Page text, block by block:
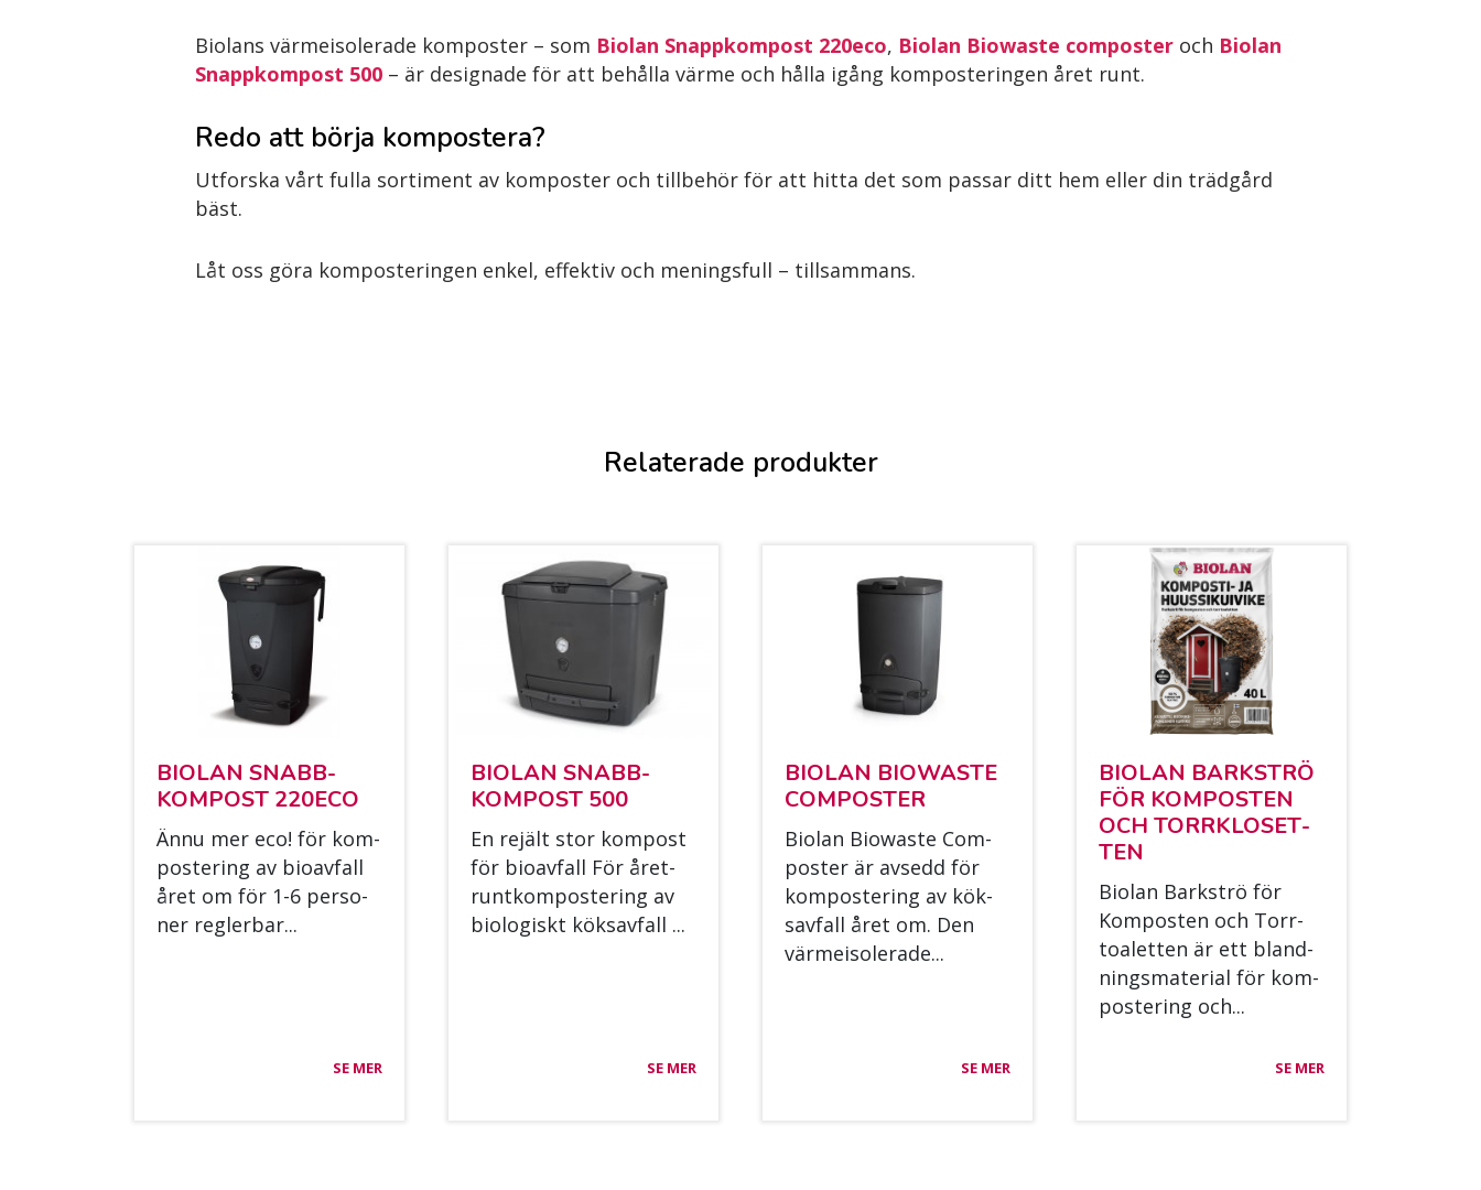
Biolans värmeisolerade komposter – som Biolan Snappkompost 220eco, Biolan Biowaste composter och Biolan
Snappkompost 500 – är designade för att behålla värme och hålla igång komposteringen året runt.
Redo att börja kompostera?
Utforska vårt fulla sortiment av komposter och tillbehör för att hitta det som passar ditt hem eller din trädgård
bäst.
Låt oss göra komposteringen enkel, effektiv och meningsfull – tillsammans.
Relaterade produkter
BIO­LAN SNABB­
KOM­POST 220ECO
Ännu mer eco! för kom­
pos­te­ring av bio­av­fall
året om för 1-6 per­so­
ner regler­bar...
SE MER
BIO­LAN SNABB­
KOM­POST 500
En re­jält stor kom­post
för bio­av­fall För året­
runt­kom­pos­te­ring av
bio­lo­giskt kök­sav­fall ...
SE MER
BIO­LAN BIOWAS­TE
COM­POS­TER
Bio­lan Biowas­te Com­
pos­ter är av­sedd för
kom­pos­te­ring av kök­
sav­fall året om. Den
vär­mei­so­le­ra­de...
SE MER
BIO­LAN BARK­STRÖ
FÖR KOM­POS­TEN
OCH TORRKLO­SET­
TEN
Bio­lan Bark­strö för
Kom­pos­ten och Torr­
toa­let­ten är ett bland­
nings­ma­te­rial för kom­
pos­te­ring och...
SE MER